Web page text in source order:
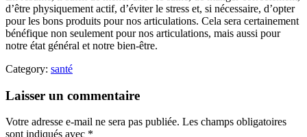
d’être physiquement actif, d’éviter le stress et, si nécessaire, d’opter
pour les bons produits pour nos articulations. Cela sera certainement
bénéfique non seulement pour nos articulations, mais aussi pour
notre état général et notre bien-être.
Category: santé
Laisser un commentaire
Votre adresse e-mail ne sera pas publiée. Les champs obligatoires
sont indiqués avec *